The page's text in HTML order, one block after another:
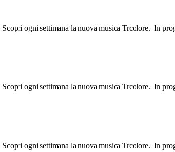
ogni settimana la nuova musica Trcolore. In
ogni settimana la nuova musica Trcolore. In
ogni settimana la nuova musica Trcolore. In